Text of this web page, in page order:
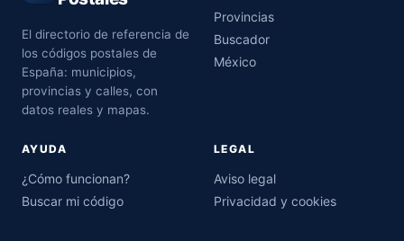
El directorio de referencia de
los códigos postales de
España: municipios,
provincias y calles, con
datos reales y mapas.
Provincias
Buscador
México
AYUDA
¿Cómo funcionan?
Buscar mi código
LEGAL
Aviso legal
Privacidad y cookies